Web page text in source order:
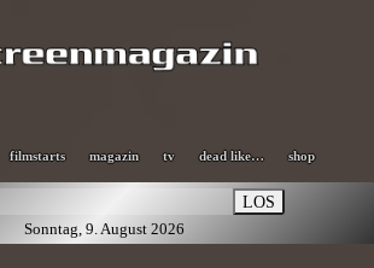
filmstarts magazin tv dead like… shop
LOS
Sonntag, 9. August 2026